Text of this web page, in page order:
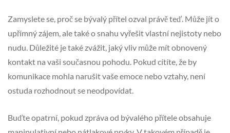
Zamyslete se, proč se bývalý přítel ozval právě teď. Může jít o
upřímný zájem, ale také o snahu vyřešit vlastní nejistoty nebo
nudu. Důležité je také zvážit, jaký vliv může mít obnovený
kontakt na vaši současnou pohodu. Pokud cítíte, že by
komunikace mohla narušit vaše emoce nebo vztahy, není
ostuda rozhodnout se neodpovídat.
Buďte opatrní, pokud zpráva od bývalého přítele obsahuje